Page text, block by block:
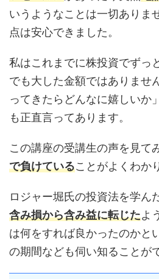
いうようなことは一切ありま
点は安心できました。
私はこれまでに株投資でずっ
でも大した金額ではありませ
ってきたらどんなに嬉しいか
も正直言ってあります。
この講座の受講生の声を見て
で負けていることがよくわか
ロジャー堀氏の投資法を学ん
含み損から含み益に転じたよ
は何をすれば良かったのかと
の期間なども伺い知ることが